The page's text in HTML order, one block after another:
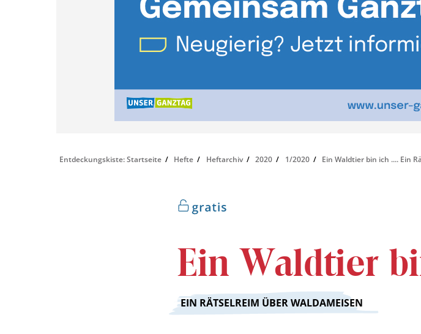
Entdeckungskiste: Startseite Hefte Heftarchiv 2020 1/2020 Ein Waldtier bin ich .... Ein
Ein Waldtier
:
EIN RÄTSELREIM ÜBER WALDAMEISEN